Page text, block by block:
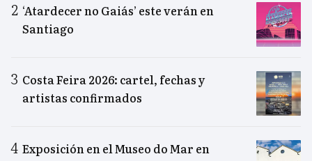
‘Atardecer no Gaiás’ este verán en
Santiago
Costa Feira 2026: cartel, fechas y
artistas confirmados
Exposición en el Museo do Mar en